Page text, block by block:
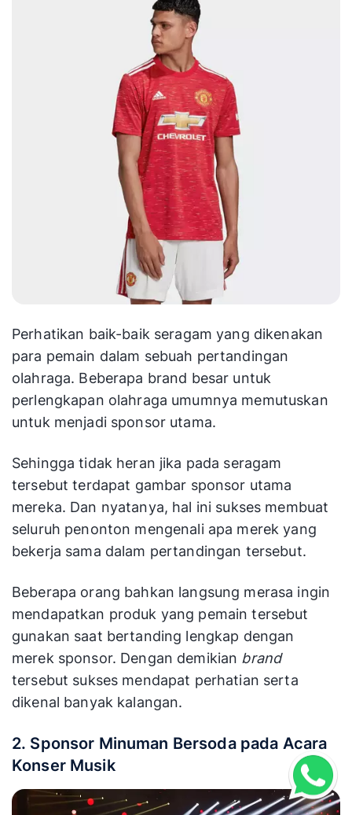
1. Sponsor Produk Olahraga pada Seragam
Perhatikan baik-baik seragam yang dikenakan
para pemain dalam sebuah pertandingan
olahraga. Beberapa brand besar untuk
perlengkapan olahraga umumnya memutuskan
untuk menjadi sponsor utama.
Sehingga tidak heran jika pada seragam
tersebut terdapat gambar sponsor utama
mereka. Dan nyatanya, hal ini sukses membuat
seluruh penonton mengenali apa merek yang
bekerja sama dalam pertandingan tersebut.
Beberapa orang bahkan langsung merasa ingin
mendapatkan produk yang pemain tersebut
gunakan saat bertanding lengkap dengan
merek sponsor. Dengan demikian
tersebut sukses mendapat perhatian serta
dikenal banyak kalangan.